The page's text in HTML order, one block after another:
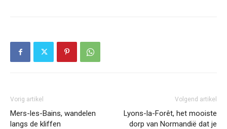
Vorig artikel
Mers-les-Bains, wandelen
langs de kliffen
Volgend artikel
Lyons-la-Forêt, het mooiste
dorp van Normandië dat je